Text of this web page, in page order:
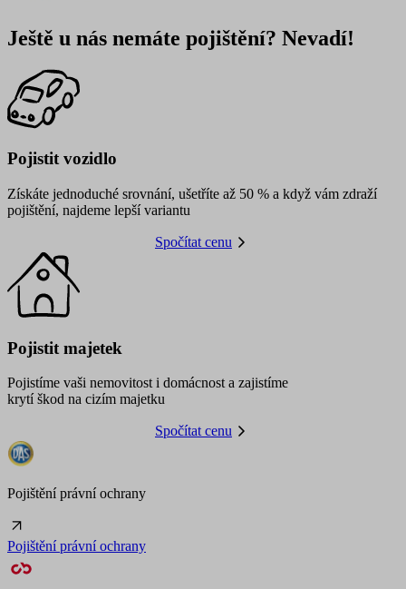
Ještě u nás nemáte pojištění? Nevadí!
Pojistit vozidlo
Získáte jednoduché srovnání, ušetříte až 50 % a když vám zdraží
pojištění, najdeme lepší variantu
Spočítat cenu
Pojistit majetek
Pojistíme vaši nemovitost i domácnost a zajistíme
krytí škod na cizím majetku
Spočítat cenu
Pojištění právní ochrany
Pojištění právní ochrany